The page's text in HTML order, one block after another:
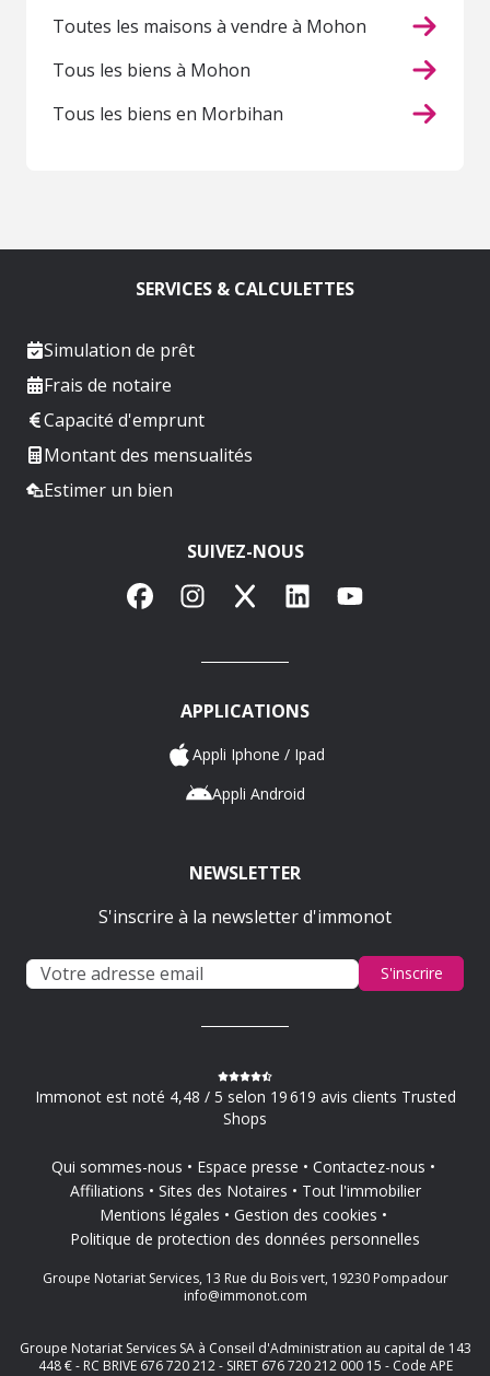
Toutes les maisons à vendre à Mohon
Tous les biens à Mohon
Tous les biens en Morbihan
SERVICES & CALCULETTES
Simulation de prêt
Frais de notaire
Capacité d'emprunt
Montant des mensualités
Estimer un bien
SUIVEZ-NOUS
FacebookInstagram
X LinkedInYouTube
APPLICATIONS
Appli Iphone / Ipad
Appli Android
NEWSLETTER
S'inscrire à la newsletter d'immonot
S'inscrire
Immonot est noté 4,48 / 5 selon 19 619 avis clients Trusted
Shops
Qui sommes-nous Espace presse
Contactez-nous
Affiliations
Sites des Notaires
Tout l'immobilier
Mentions légales
Gestion des cookies
Politique de protection des données personnelles
Groupe Notariat Services, 13 Rue du Bois vert, 19230 Pompadour
info@immonot.com
Groupe Notariat Services SA à Conseil d'Administration au capital de 143
448 € - RC BRIVE 676 720 212 - SIRET 676 720 212 000 15 - Code APE